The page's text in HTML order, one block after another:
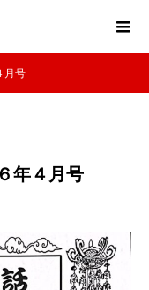
月号
年４月号